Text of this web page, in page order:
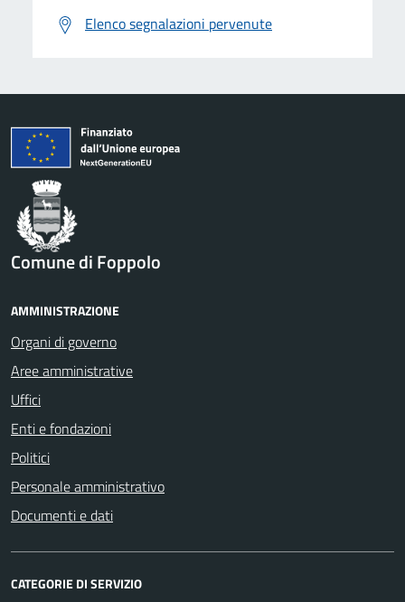
Elenco segnalazioni pervenute
Comune di Foppolo
AMMINISTRAZIONE
Organi di governo
Aree amministrative
Uffici
Enti e fondazioni
Politici
Personale amministrativo
Documenti e dati
CATEGORIE DI SERVIZIO